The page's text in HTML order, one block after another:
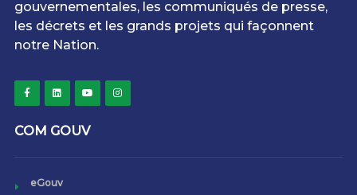
gouvernementales, les communiqués de presse,
les décrets et les grands projets qui façonnent
notre Nation.
COM GOUV
eGouv